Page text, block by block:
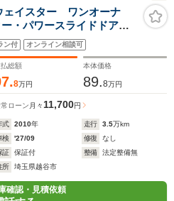
ェイスター ワンオーナ
・パワースライドドア・
セグ・Bluetooth接続・ス
・ETC・HIDヘッドライ
チAW
ン付 オンライン相談可
総額
8万円
本体価格
89.8万円
ローン 月々11,700円
式 2010年 走行 3.5万km
検
'27/09 修復
なし
証
保証付 整備
法定整備無
所
埼玉県越谷市
確認・見積依頼